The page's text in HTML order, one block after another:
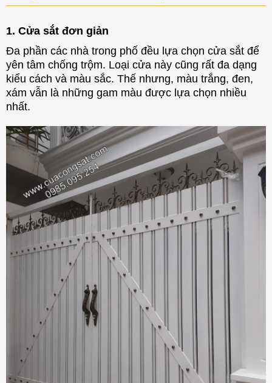
1. Cửa sắt đơn giản
Đa phần các nhà trong phố đều lựa chọn cửa sắt để
yên tâm chống trộm. Loại cửa này cũng rất đa dạng
kiểu cách và màu sắc. Thế nhưng, màu trắng, đen,
xám vẫn là những gam màu được lựa chọn nhiều
nhất.